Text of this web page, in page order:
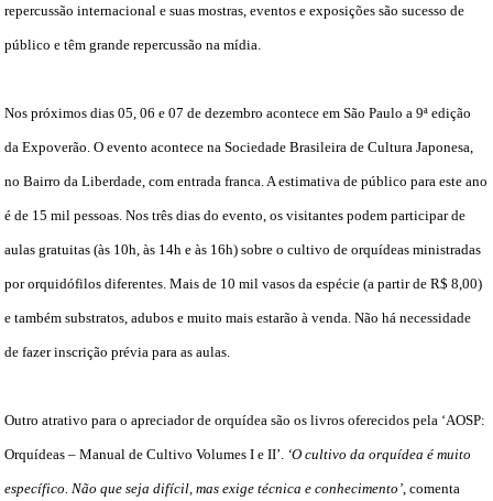
repercussão internacional e suas mostras, eventos e exposições são sucesso de
público e têm grande repercussão na mídia.
Nos próximos dias 05, 06 e 07 de dezembro aconteceem São Paulo a 9ª edição
da Expoverão. O evento acontece na Sociedade Brasileira de Cultura Japonesa,
no Bairro da Liberdade, com entrada franca. A estimativa de público para este ano
é de 15 mil pessoas. Nos três dias do evento, os visitantes podem participar de
aulas gratuitas (às 10h, às 14h e às 16h) sobre o cultivo de orquídeas ministradas
por orquidófilos diferentes. Mais de 10 mil vasos da espécie (a partir de R$ 8,00)
e também substratos, adubos e muito mais estarão à venda. Não há necessidade
de fazer inscrição prévia para as aulas.
Outro atrativo para o apreciador de orquídea são os livros oferecidos pela ‘AOSP:
Orquídeas – Manual de Cultivo Volumes I e II’. ‘O cultivo da orquídea é muito
específico. Não que seja difícil, mas exige técnica e conhecimento’ , comenta